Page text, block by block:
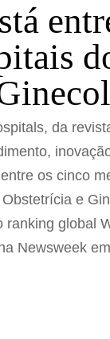
da
os cinco
e
global
Newsweek